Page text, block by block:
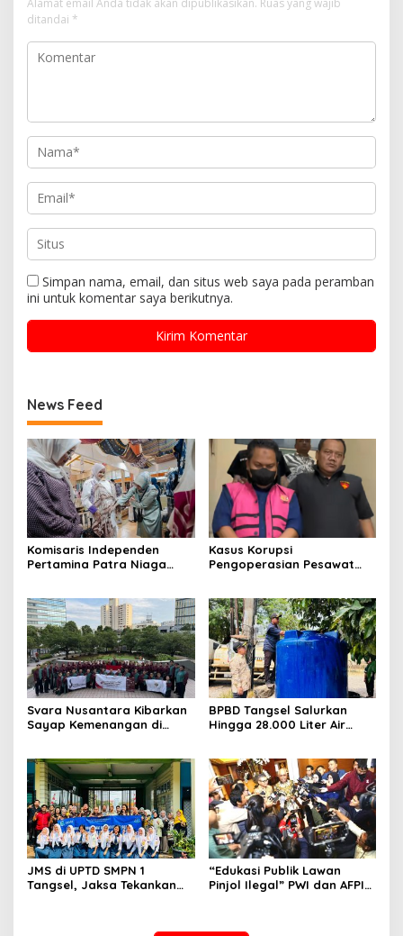
ditandai *
Simpan nama, email, dan situs web saya pada peramban
ini untuk komentar saya berikutnya.
News Feed
Komisaris Independen
Pertamina Patra Niaga
Sentuhan Kemanusiaan dan
Keberlanjutan
Kasus Korupsi
Pengoperasian Pesawat
Tersangka
Svara Nusantara Kibarkan
Sayap Kemenangan di
BPBD Tangsel Salurkan
Hingga 28.000 Liter Air
Kekeringan
JMS di UPTD SMPN 1
Tangsel, Jaksa Tekankan
“Edukasi Publik Lawan
Pinjol Ilegal” PWI dan AFPI